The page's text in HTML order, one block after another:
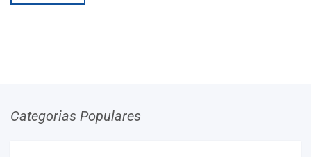
Categorias Populares